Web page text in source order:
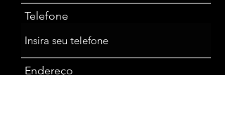
Telefone
Endereço